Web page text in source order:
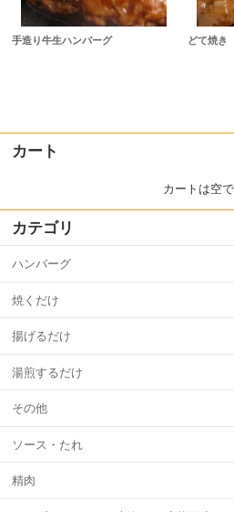
手造り牛生ハンバーグ どて焼き
カート
カートは空
カテゴリ
ハンバーグ
焼くだけ
揚げるだけ
湯煎するだけ
その他
ソース・たれ
精肉